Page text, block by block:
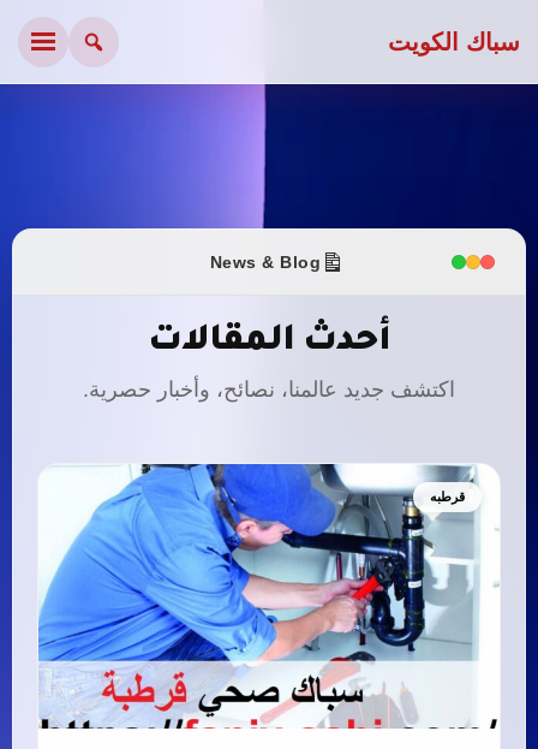
سباك الكويت
News & Blog
أحدث المقالات
اكتشف جديد عالمنا، نصائح، وأخبار حصرية.
قرطبه